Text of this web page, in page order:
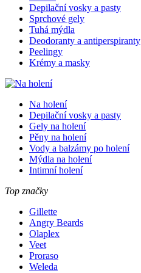
Depilační vosky a pasty
Sprchové gely
Tuhá mýdla
Deodoranty a antiperspiranty
Peelingy
Krémy a masky
Na holení
Depilační vosky a pasty
Gely na holení
Pěny na holení
Vody a balzámy po holení
Mýdla na holení
Intimní holení
Top značky
Gillette
Angry Beards
Olaplex
Veet
Proraso
Weleda